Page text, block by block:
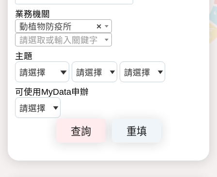
業務機關
×
動植物防疫所
請選取或輸入關鍵字
主題
可使用MyData申辦
查詢 重填